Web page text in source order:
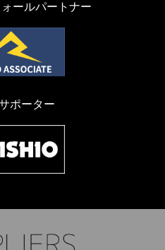
ールパートナー
ポーター